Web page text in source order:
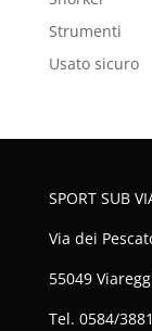
Strumenti
Usato sicuro
SPORT SUB
Via dei
55049
Tel. 0584/